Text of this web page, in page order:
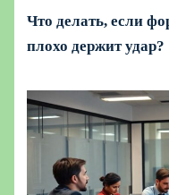
Что делать, если
плохо держит удар?